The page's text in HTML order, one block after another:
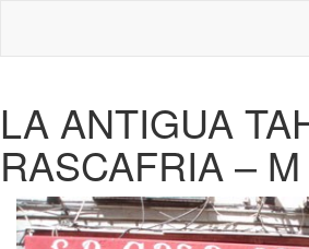
LA ANTIGUA
RASCAFRIA –